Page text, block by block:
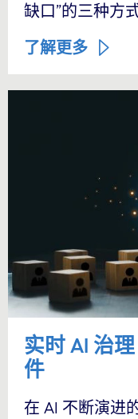
缺口”的三种方式
了解更多
实时 AI 治
件
在 AI 不断演进